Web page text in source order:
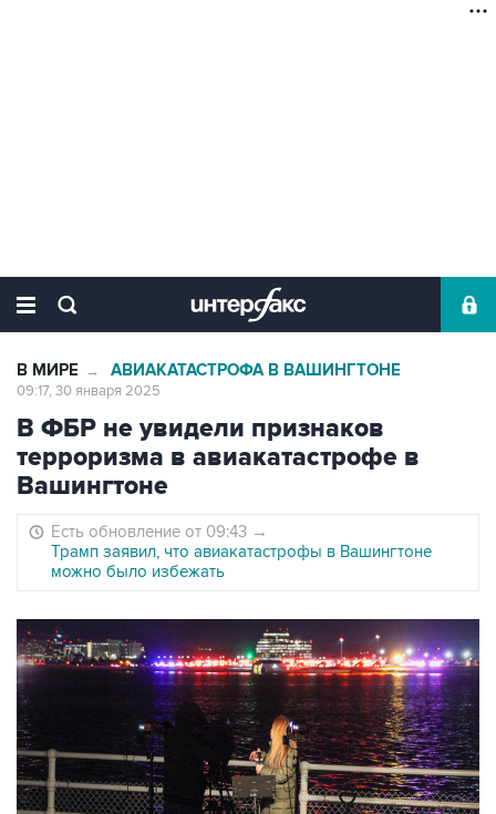
В МИРЕ → АВИАКАТАСТРОФА В ВАШИНГТОНЕ
09:17, 30 января 2025
В ФБР не увидели признаков
терроризма в авиакатастрофе в
Вашингтоне
Есть обновление от 09:43 →
Трамп заявил, что авиакатастрофы в Вашингтоне
можно было избежать